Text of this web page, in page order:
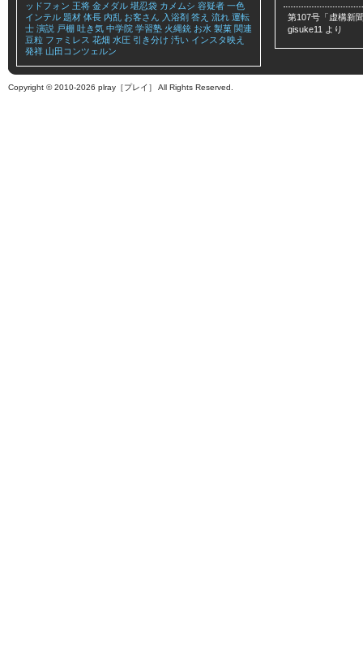
ッドフォン 王将 金メダル 堪忍袋 カメムシ 容疑者 一色
インテル 題材 体長 内乱 お客さん 入浴剤 答え 流れ 運転
士 演説 戸棚 吐き気 中学院 学習塾 火縄銃 お水 製菓 関連
豆粒 ファミレス 花畑 水圧 引き分け 汚い インスタ映え
発祥 山田コンツェルン
第107号「虚構新
gisuke11 より
Copyright © 2010-2026 plray［プレイ］ All Rights Reserved.